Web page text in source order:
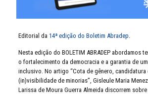
Editorial da 14ª edição do Boletim Abradep
Nesta edição do BOLETIM ABRADEP abordamos
o fortalecimento da democracia e a garantia de
inclusivo. No artigo “Cota de gênero, candidatura
(in)visibilidade de minorias”, Gisleule Maria
Larissa de Moura Guerra Almeida discorrem